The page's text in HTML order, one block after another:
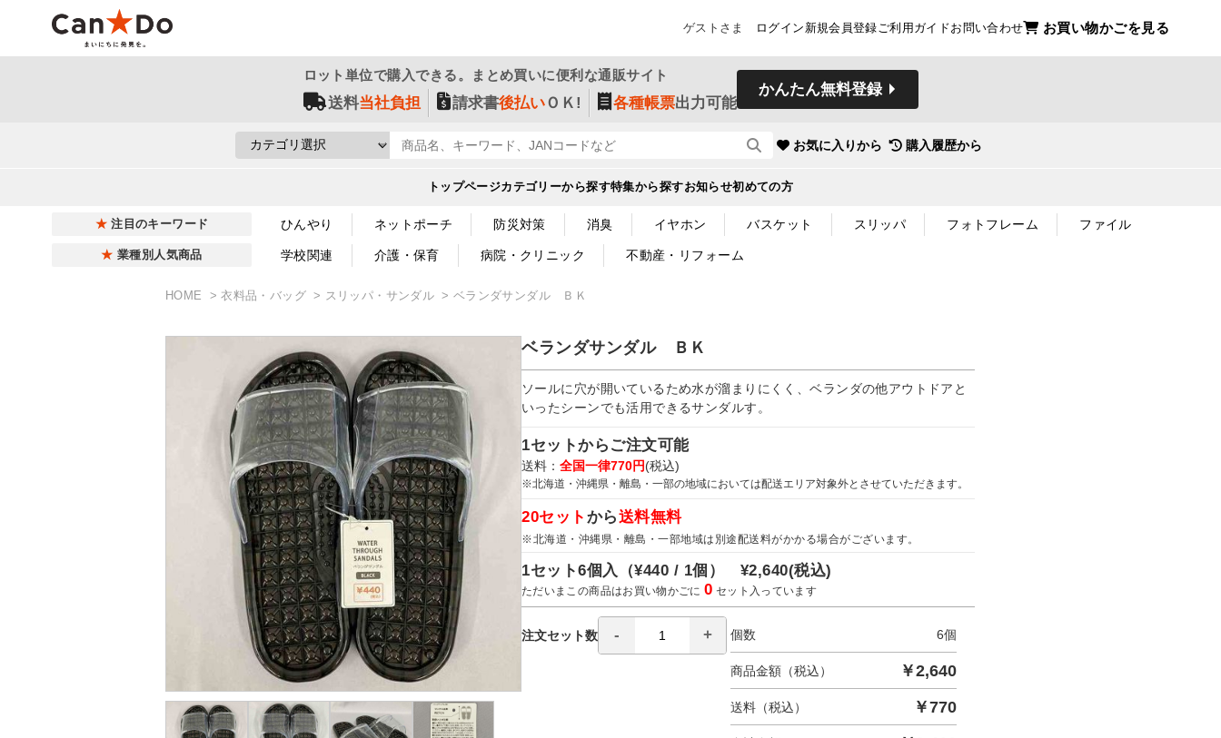
ゲストさま ログイン 新規会員登録ご利用ガイドお問い合わせ お買い物かごを見る
ロット単位で購入できる。まとめ買いに便利な通販サイト
送料当社負担 請求書後払いＯＫ! 各種帳票出力可能
かんたん無料登録
お気に入りから 購入履歴から
トップページカテゴリーから探す特集から探すお知らせ初めての方
注目のキーワード ひんやり ネットポーチ 防災対策 消臭 イヤホン バスケット スリッパ フォトフレーム ファイル
業種別人気商品 学校関連 介護・保育 病院・クリニック 不動産・リフォーム
HOME 衣料品・バッグ スリッパ・サンダル ベランダサンダル ＢＫ
ベランダサンダル ＢＫ
ソールに穴が開いているため水が溜まりにくく、ベランダの他アウトドアと
いったシーンでも活用できるサンダルす。
1セットからご注文可能
送料： 全国一律770円(税込)
※北海道・沖縄県・離島・一部の地域においては配送エリア対象外とさせていただきます。
20セット から送料無料
※北海道・沖縄県・離島・一部地域は別途配送料がかかる場合がございます。
1セット6個入（¥440 / 1個） ¥2,640(税込)
ただいまこの商品はお買い物かごに0 セット入っています
注文セット数 個数 6個
商品金額（税込） ￥2,640
送料（税込） ￥770